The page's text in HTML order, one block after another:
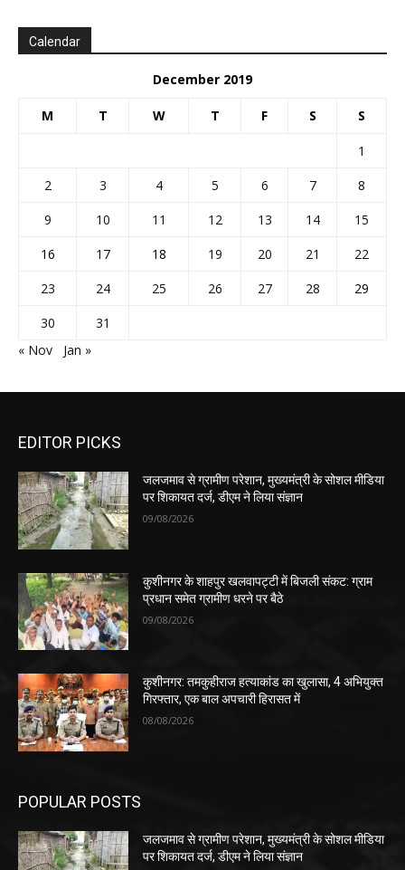
Calendar
December 2019
M T W T F S S
1
2
3 4 5 6 7
8
9
10 11 12 13 14
15
16
17 18 19 20 21
22
23
24 25 26 27 28
29
30
31
« Nov
Jan »
EDITOR PICKS
जलजमाव से ग्रामीण परेशान, मुख्यमंत्री के सोशल मीडिया
पर शिकायत दर्ज, डीएम ने लिया संज्ञान
09/08/2026
कुशीनगर के शाहपुर खलवापट्टी में बिजली संकट: ग्राम
प्रधान समेत ग्रामीण धरने पर बैठे
09/08/2026
कुशीनगर: तमकुहीराज हत्याकांड का खुलासा, 4 अभियुक्त
गिरफ्तार, एक बाल अपचारी हिरासत में
08/08/2026
POPULAR POSTS
जलजमाव से ग्रामीण परेशान, मुख्यमंत्री के सोशल मीडिया
पर शिकायत दर्ज, डीएम ने लिया संज्ञान